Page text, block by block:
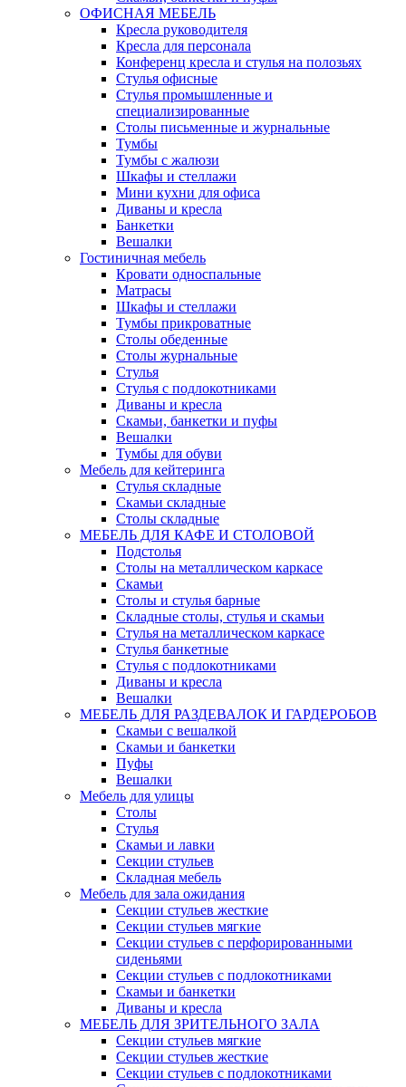
ОФИСНАЯ МЕБЕЛЬ
Кресла руководителя
Кресла для персонала
Конференц кресла и стулья на полозьях
Стулья офисные
Стулья промышленные и
специализированные
Столы письменные и журнальные
Тумбы
Тумбы с жалюзи
Шкафы и стеллажи
Мини кухни для офиса
Диваны и кресла
Банкетки
Вешалки
Гостиничная мебель
Кровати односпальные
Матрасы
Шкафы и стеллажи
Тумбы прикроватные
Столы обеденные
Столы журнальные
Стулья
Стулья с подлокотниками
Диваны и кресла
Скамьи, банкетки и пуфы
Вешалки
Тумбы для обуви
Мебель для кейтеринга
Стулья складные
Скамьи складные
Столы складные
МЕБЕЛЬ ДЛЯ КАФЕ И СТОЛОВОЙ
Подстолья
Столы на металлическом каркасе
Скамьи
Столы и стулья барные
Складные столы, стулья и скамьи
Стулья на металлическом каркасе
Стулья банкетные
Стулья с подлокотниками
Диваны и кресла
Вешалки
МЕБЕЛЬ ДЛЯ РАЗДЕВАЛОК И ГАРДЕРОБОВ
Скамьи с вешалкой
Скамьи и банкетки
Пуфы
Вешалки
Мебель для улицы
Столы
Стулья
Скамьи и лавки
Секции стульев
Складная мебель
Мебель для зала ожидания
Секции стульев жесткие
Секции стульев мягкие
Секции стульев с перфорированными
сиденьями
Секции стульев с подлокотниками
Скамьи и банкетки
Диваны и кресла
МЕБЕЛЬ ДЛЯ ЗРИТЕЛЬНОГО ЗАЛА
Секции стульев мягкие
Секции стульев жесткие
Секции стульев с подлокотниками